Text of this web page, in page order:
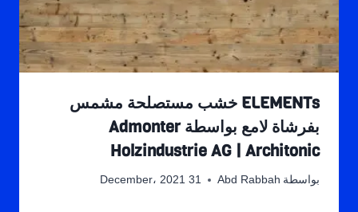
ELEMENTs خشب مستصلحة مشمس
بفرشاة لامع بواسطة Admonter
Holzindustrie AG | Architonic
بواسطة Abd Rabbah 31 December، 2021